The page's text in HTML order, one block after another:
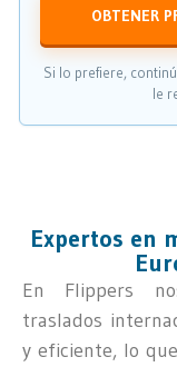
OBTENER
Si lo prefiere,
le
Expertos en
En Flippers
traslados
y eficiente, lo